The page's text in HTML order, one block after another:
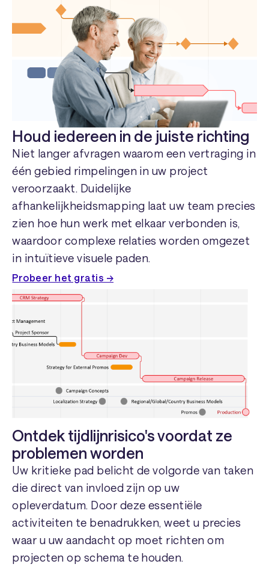
Houd iedereen in de juiste richting
Niet langer afvragen waarom een ​​vertraging in
één gebied rimpelingen in uw project
veroorzaakt. Duidelijke
afhankelijkheidsmapping laat uw team precies
zien hoe hun werk met elkaar verbonden is,
waardoor complexe relaties worden omgezet
in intuïtieve visuele paden.
Probeer het gratis →
Ontdek tijdlijnrisico's voordat ze
problemen worden
Uw kritieke pad belicht de volgorde van taken
die direct van invloed zijn op uw
opleverdatum. Door deze essentiële
activiteiten te benadrukken, weet u precies
waar u uw aandacht op moet richten om
projecten op schema te houden.